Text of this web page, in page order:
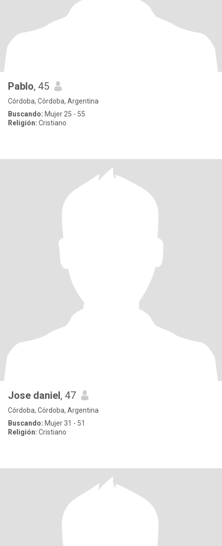
Pablo, 45
Córdoba, Córdoba, Argentina
Buscando: Mujer 25 - 55
Religión: Cristiano
Jose daniel, 47
Córdoba, Córdoba, Argentina
Buscando: Mujer 31 - 51
Religión: Cristiano